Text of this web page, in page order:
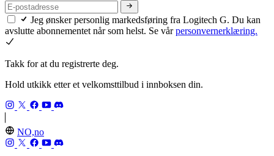
Jeg ønsker personlig markedsføring fra Logitech G. Du kan
avslutte abonnementet når som helst. Se vårpersonvernerklæring.
Takk for at du registrerte deg.
Hold utkikk etter et velkomsttilbud i innboksen din.
NO,no